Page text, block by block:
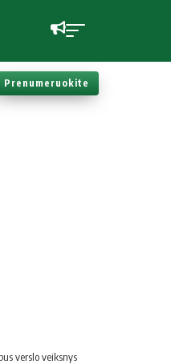
Prenumeruokite
verslo veiksnys